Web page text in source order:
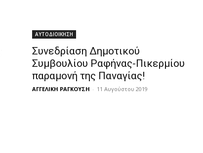
ΑΥΤΟΔΙΟΙΚΗΣΗ
Συνεδρίαση Δημοτικού
Συμβουλίου Ραφήνας-Πικερμίου
παραμονή της Παναγίας!
ΑΓΓΕΛΙΚΗ ΡΑΓΚΟΥΣΗ - 11 Αυγούστου 2019